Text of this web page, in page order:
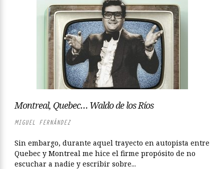
Montreal, Quebec… Waldo de los Ríos
MIGUEL FERNÁNDEZ
Sin embargo, durante aquel trayecto en autopista entre
Quebec y Montreal me hice el firme propósito de no
escuchar a nadie y escribir sobre...